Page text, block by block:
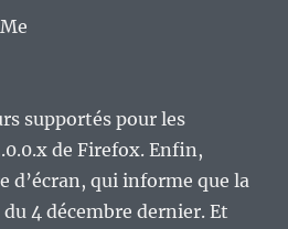
supportés pour les
de Firefox. Enfin,
d’écran, qui informe que la
4 décembre dernier. Et